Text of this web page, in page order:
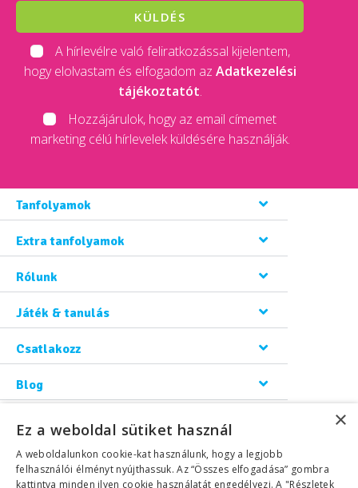
A hírlevélre való feliratkozással kijelentem,
hogy elolvastam és elfogadom az Adatkezelési
tájékoztatót.
Hozzájárulok, hogy az email címemet
marketing célú hírlevelek küldésére használják.
KÜLDÉS
Tanfolyamok
Extra tanfolyamok
Rólunk
Játék & tanulás
Csatlakozz
Blog
Kapcsolat ×
Ez a weboldal sütiket használ
A weboldalunkon cookie-kat használunk, hogy a legjobb
felhasználói élményt nyújthassuk. Az “Összes elfogadása” gombra
kattintva minden ilyen cookie használatát engedélyezi. A "Részletek